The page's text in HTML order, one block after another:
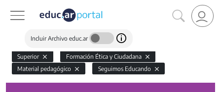
Incluir Archivo educ.ar
Superior
Formación Ética y Ciudadana
Material pedagógico
Seguimos Educando